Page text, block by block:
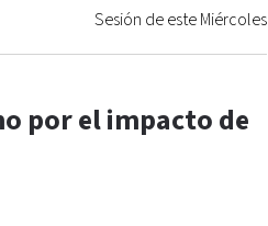
Sesión de este Miércoles
por el impacto de